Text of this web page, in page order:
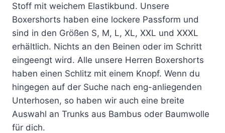
Stoff mit weichem Elastikbund. Unsere
Boxershorts haben eine lockere Passform und
sind in den Größen S, M, L, XL, XXL und XXXL
erhältlich. Nichts an den Beinen oder im Schritt
eingeengt wird. Alle unsere Herren Boxershorts
haben einen Schlitz mit einem Knopf. Wenn du
hingegen auf der Suche nach eng-anliegenden
Unterhosen, so haben wir auch eine breite
Auswahl an Trunks aus Bambus oder Baumwolle
für dich.